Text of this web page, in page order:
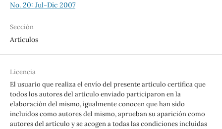
No. 20: Jul-Dic 2007
Sección
Artículos
Licencia
El usuario que realiza el envío del presente artículo certifica que
todos los autores del artículo enviado participaron en la
elaboración del mismo, igualmente conocen que han sido
incluidos como autores del mismo, aprueban su aparición como
autores del artículo y se acogen a todas las condiciones incluidas